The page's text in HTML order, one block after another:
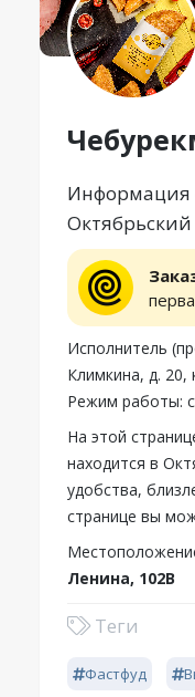
Информация
Исполнитель
Климкина, д. 20,
Режим работы:
На этой
находится в
удобства,
странице вы
Ленина, 102В
Теги
Фастфуд